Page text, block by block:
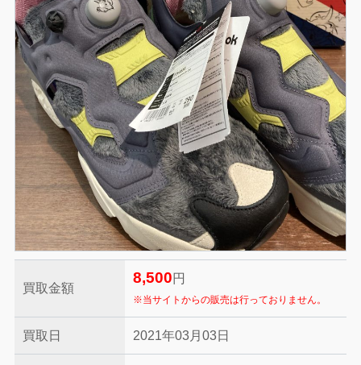
買取金額
8,500 円
※当サイトからの販売は行っておりません。
買取日 2021年03月03日